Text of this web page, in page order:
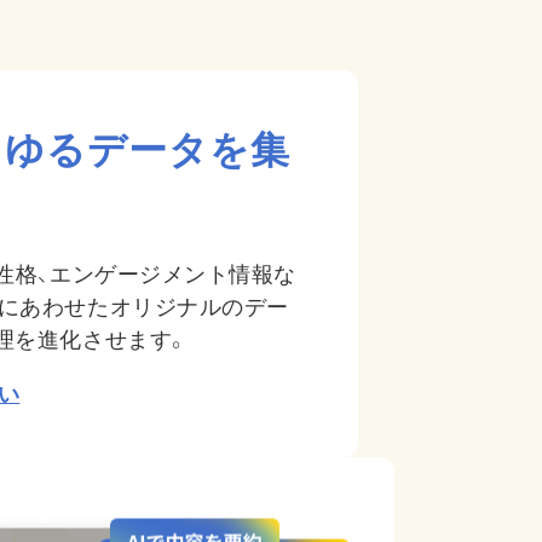
るデータを集
格、エンゲージメント情報な
あわせたオリジナルのデー
を進化させます。